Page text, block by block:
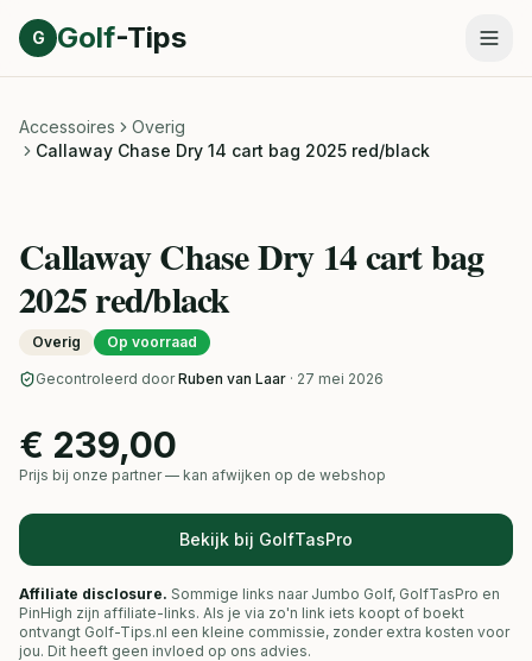
Direct naar inhoud
G Golf-Tips
Accessoires
Overig
Callaway Chase Dry 14 cart bag 2025 red/black
Callaway Chase Dry 14 cart bag
2025 red/black
Overig Op voorraad
Gecontroleerd door Ruben van Laar · 27 mei 2026
€ 239,00
Prijs bij onze partner — kan afwijken op de webshop
Bekijk bij GolfTasPro
Affiliate disclosure. Sommige links naar Jumbo Golf, GolfTasPro en
PinHigh zijn affiliate-links. Als je via zo'n link iets koopt of boekt
ontvangt Golf-Tips.nl een kleine commissie, zonder extra kosten voor
jou. Dit heeft geen invloed op ons advies.